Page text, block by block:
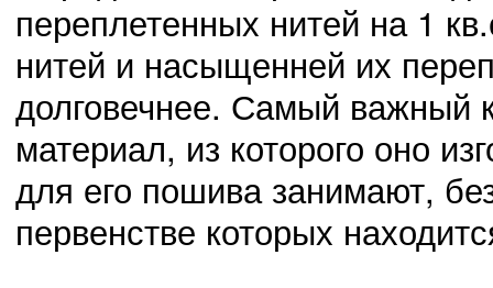
0
02.11.14
23:41:00
Защита своей Родины должна стать долгом
23:40:00
Новое поколение обязано жизнью участникам ВОВ
переплетенных нитей на 1
нитей и насыщенней их
долговечнее. Самый важный
материал, из которого оно
для его пошива занимают,
первенстве которых